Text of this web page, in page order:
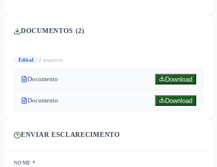
DOCUMENTOS (2)
Edital 2 arquivos
Documento Download
Documento Download
ENVIAR ESCLARECIMENTO
NOME *